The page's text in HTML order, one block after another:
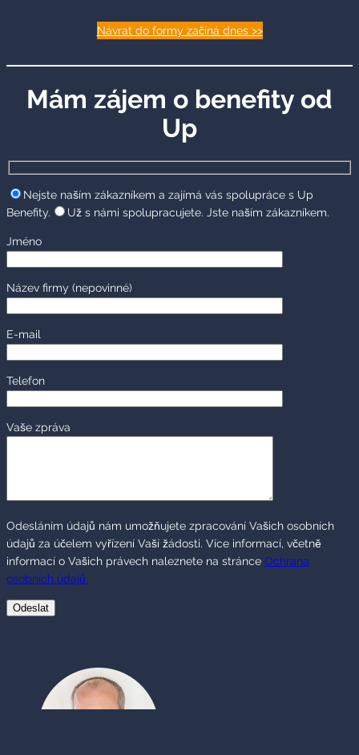
Návrat do formy začíná dnes >>
Mám zájem o benefity od
Up
Nejste naším zákazníkem a zajímá vás spolupráce s Up
Benefity.
Už s námi spolupracujete. Jste naším zákazníkem.
Jméno
Název firmy (nepovinné)
E-mail
Telefon
Vaše zpráva
Odesláním údajů nám umožňujete zpracování Vašich osobních
údajů za účelem vyřízení Vaší žádosti. Více informací, včetně
informací o Vašich právech naleznete na stránce Ochrana
osobních údajů.